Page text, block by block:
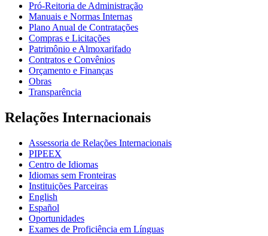
Pró-Reitoria de Administração
Manuais e Normas Internas
Plano Anual de Contratações
Compras e Licitações
Patrimônio e Almoxarifado
Contratos e Convênios
Orçamento e Finanças
Obras
Transparência
Relações Internacionais
Assessoria de Relações Internacionais
PIPEEX
Centro de Idiomas
Idiomas sem Fronteiras
Instituições Parceiras
English
Español
Oportunidades
Exames de Proficiência em Línguas